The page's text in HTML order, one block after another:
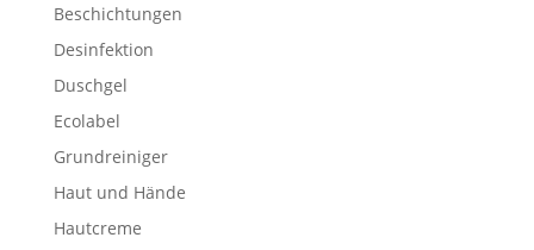
Beschichtungen
Desinfektion
Duschgel
Ecolabel
Grundreiniger
Haut und Hände
Hautcreme